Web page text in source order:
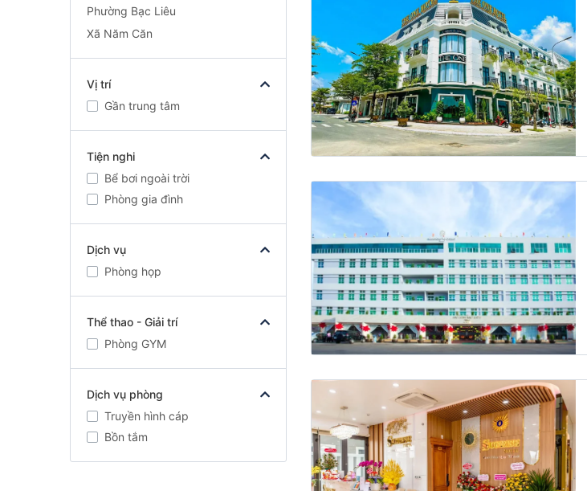
Phường Bạc Liêu
Xã Năm Căn
Vị trí
Gần trung tâm
Tiện nghi
Bể bơi ngoài trời
Phòng gia đình
Dịch vụ
Phòng họp
Thể thao - Giải trí
Phòng GYM
Dịch vụ phòng
Truyền hình cáp
Bồn tắm